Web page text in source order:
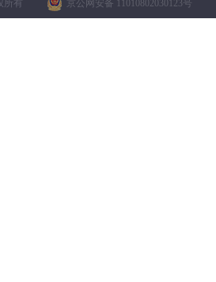
有 京公网安备 11010802030123号